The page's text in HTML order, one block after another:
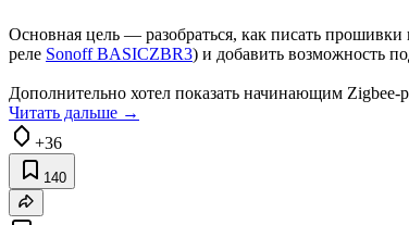
Основная цель — разобраться, как писать
реле Sonoff BASICZBR3) и добавить возможность
Дополнительно хотел показать начинающим
Читать дальше →
+36
140